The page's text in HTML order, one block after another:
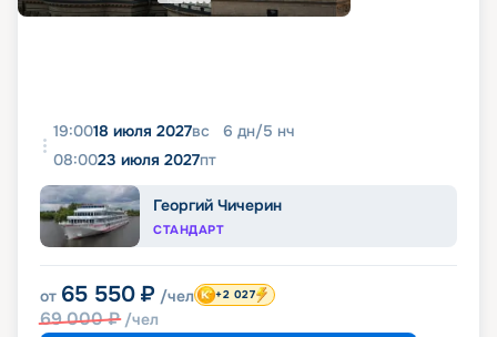
19:0018 июля 2027вс 6 дн/5 нч
08:0023 июля 2027пт
Георгий Чичерин
СТАНДАРТ
от 65 550 ₽ /чел
69 000₽ /чел
+2 027